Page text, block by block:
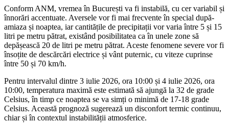
Conform ANM, vremea în București va fi instabilă, cu cer variabil și
înnorări accentuate. Aversele vor fi mai frecvente în special după-
amiaza și noaptea, iar cantitățile de precipitații vor varia între 5 și 15
litri pe metru pătrat, existând posibilitatea ca în unele zone să
depășească 20 de litri pe metru pătrat. Aceste fenomene severe vor fi
însoțite de descărcări electrice și vânt puternic, cu viteze cuprinse
între 50 și 70 km/h.
Pentru intervalul dintre 3 iulie 2026, ora 10:00 și 4 iulie 2026, ora
10:00, temperatura maximă este estimată să ajungă la 32 de grade
Celsius, în timp ce noaptea se va simți o minimă de 17-18 grade
Celsius. Această prognoză sugerează un disconfort termic continuu,
chiar și în contextul instabilității atmosferice.